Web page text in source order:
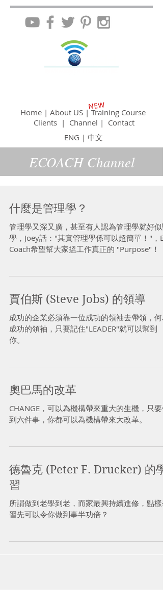
Home | About US |Training Course
Clients | Channel | Contact
NEW
ENG | 中文
ECOACH Channel
什麼是管理學？
管理學又深又廣，甚至有人認為管理學就好似
學，Joey話："其實管理學係可以超簡單！"，E-
Coach希望幫大家搵工作真正的 "Purpose"！
賈伯斯 (Steve Jobs) 的領導
成功的企業必須靠一位成功的領袖去帶領，何
成功的領袖，只要記住"LEADER"就可以幫到
你。
奧巴馬的改革
CHANGE，可以為機構帶來重大的生機，只要
到六件事，你都可以為機構帶來大改革。
德魯克 (Peter F. Drucker) 的學
習
所謂做到老學到老，而家最興持續進修，點樣
習先可以令你做到事半功倍？